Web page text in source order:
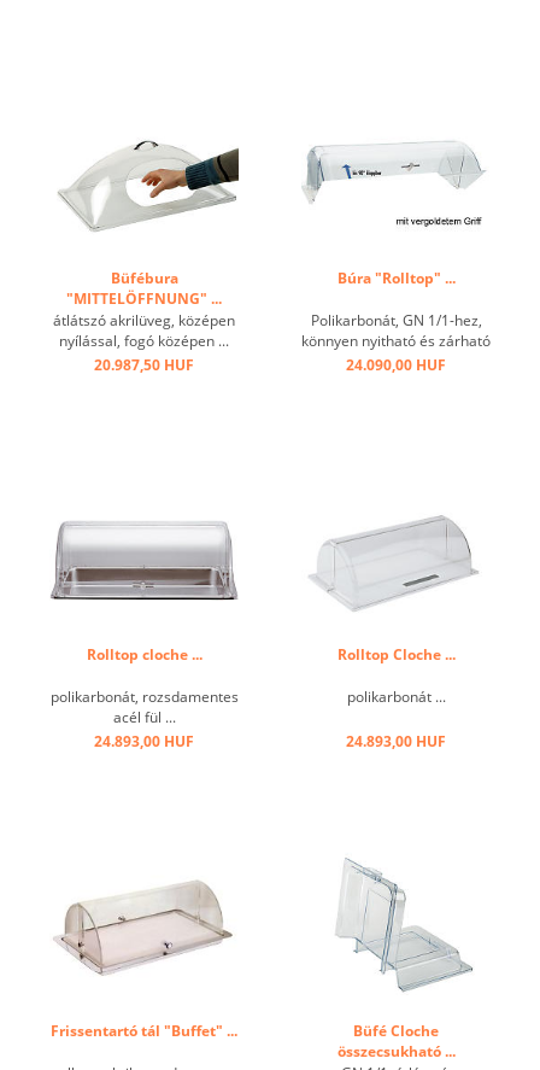
Büfébura
"MITTELÖFFNUNG" ...
átlátszó akrilüveg, középen
nyílással, fogó középen ...
20.987,50 HUF
Búra "Rolltop" ...
Polikarbonát, GN 1/1-hez,
könnyen nyitható és zárható
90°-ban, aranyozott csillag
24.090,00 HUF
Rolltop cloche ...
polikarbonát, rozsdamentes
acél fül ...
24.893,00 HUF
Rolltop Cloche ...
polikarbonát ...
24.893,00 HUF
Frissentartó tál "Buffet" ...
Büfé Cloche
összecsukható ...